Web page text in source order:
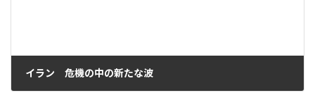
イラン 危機の中の新たな波